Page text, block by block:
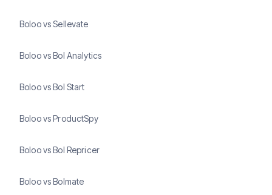
Boloo vs Sellevate
Boloo vs Bol Analytics
Boloo vs Bol Start
Boloo vs ProductSpy
Boloo vs Bol Repricer
Boloo vs Bolmate